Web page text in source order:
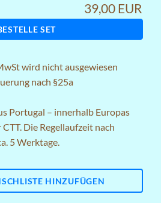
39,00 EUR
SET
wird nicht ausgewiesen
nach §25a
Portugal – innerhalb Europas
Die Regellaufzeit nach
5 Werktage.
HINZUFÜGEN